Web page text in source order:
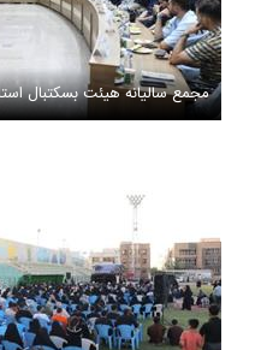
مجمع سالیانه هیئت بسکتبال